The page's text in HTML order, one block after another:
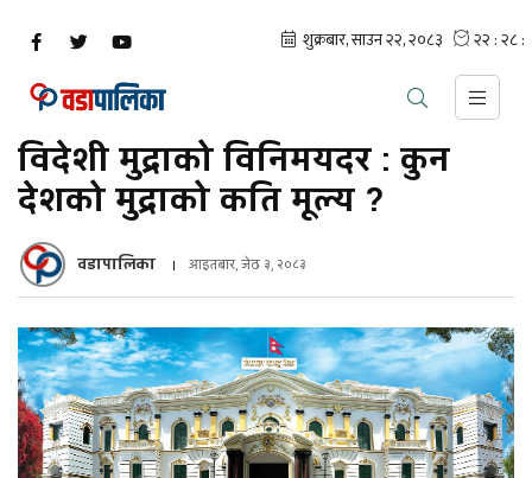
विदेशी मुद्राको विनिमयदर : कुन
देशको मुद्राको कति मूल्य ?
वडापालिका आइतबार, जेठ ३, २०८३